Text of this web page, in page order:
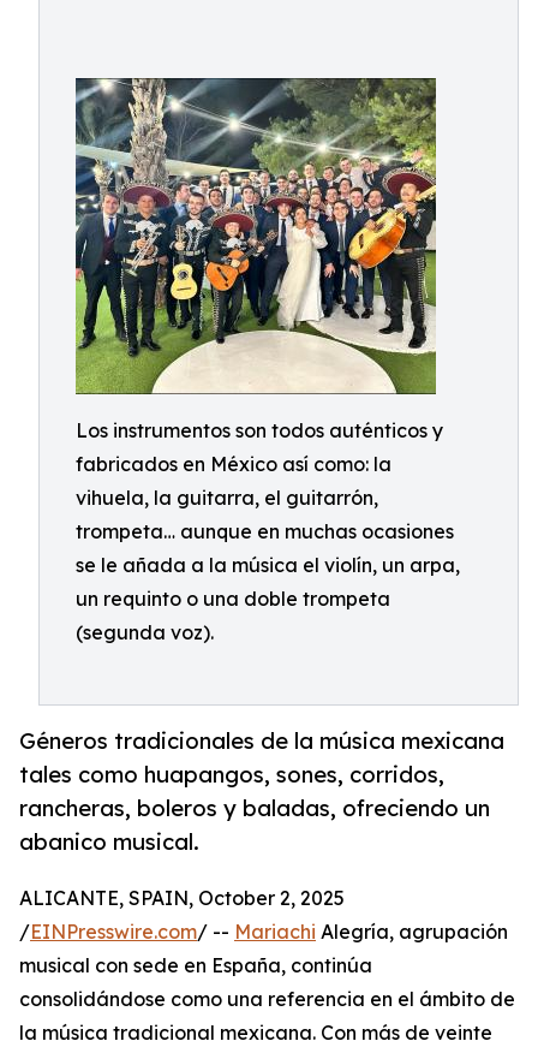
Los instrumentos son todos auténticos y
fabricados en México así como: la
vihuela, la guitarra, el guitarrón,
trompeta… aunque en muchas ocasiones
se le añada a la música el violín, un arpa,
un requinto o una doble trompeta
(segunda voz).
Géneros tradicionales de la música mexicana
tales como huapangos, sones, corridos,
rancheras, boleros y baladas, ofreciendo un
abanico musical.
ALICANTE, SPAIN, October 2, 2025
/EINPresswire.com/ -- Mariachi Alegría, agrupación
musical con sede en España, continúa
consolidándose como una referencia en el ámbito de
la música tradicional mexicana. Con más de veinte